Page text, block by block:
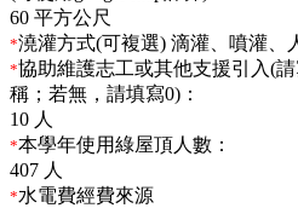
60 平方公尺
*澆灌方式(可複選) 滴灌、噴灌、
*協助維護志工或其他支援引入(
稱；若無，請填寫0)：
10 人
*本學年使用綠屋頂人數：
407 人
*水電費經費來源